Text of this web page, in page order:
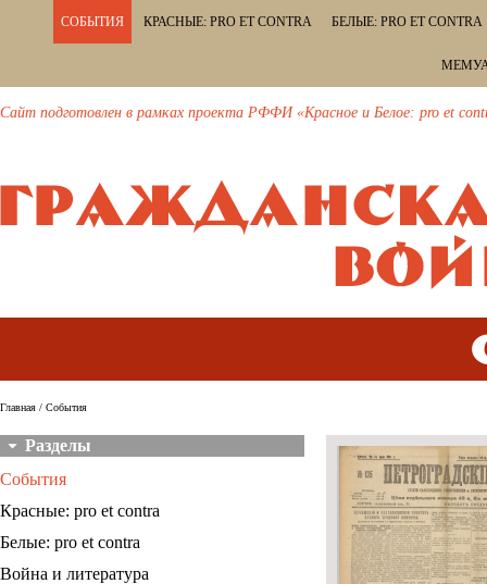
СОБЫТИЯ КРАСНЫЕ: PRO ET CONTRA БЕЛЫЕ: PRO ET CONTRA
Сайт подготовлен в рамках проекта РФФИ «Красное и Белое: pro et
Главная / События
Разделы
События
Красные: pro et contra
Белые: pro et contra
Война и литература